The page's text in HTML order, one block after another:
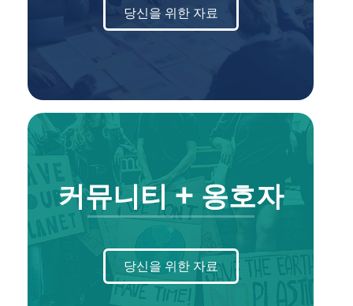
당신을 위한 자료
커뮤니티 + 옹호자
당신을 위한 자료